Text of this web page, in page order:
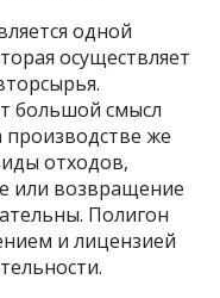
одной
осуществляет
большой смысл
же
отходов,
или возвращение
Полигон
и лицензией